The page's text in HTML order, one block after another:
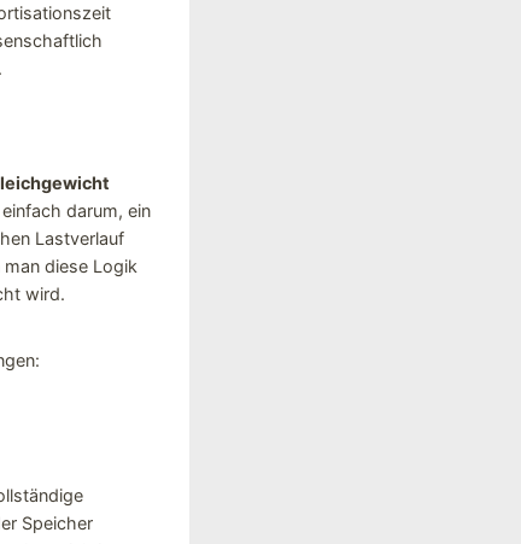
darum, ein
Lastverlauf
diese Logik
wird.
Speicher